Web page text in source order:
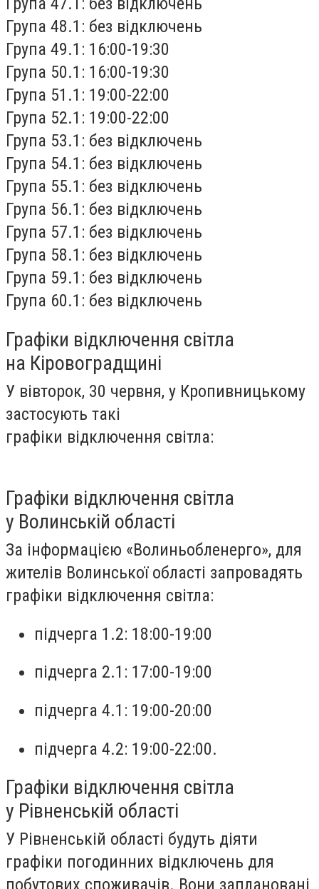
Група 48.1: без відключень
Група 49.1: 16:00-19:30
Група 50.1: 16:00-19:30
Група 51.1: 19:00-22:00
Група 52.1: 19:00-22:00
Група 53.1: без відключень
Група 54.1: без відключень
Група 55.1: без відключень
Група 56.1: без відключень
Група 57.1: без відключень
Група 58.1: без відключень
Група 59.1: без відключень
Група 60.1: без відключень
Графіки відключення світла
на Кіровоградщині
У вівторок, 30 червня, у Кропивницькому
застосують такі
графіки відключення світла:
Графіки відключення світла
у Волинській області
За інформацією «Волиньобленерго», для
жителів Волинської області запровадять
графіки відключення світла:
підчерга 1.2: 18:00-19:00
підчерга 2.1: 17:00-19:00
підчерга 4.1: 19:00-20:00
підчерга 4.2: 19:00-22:00.
Графіки відключення світла
у Рівненській області
У Рівненській області будуть діяти
графіки погодинних відключень для
побутових споживачів. Вони заплановані